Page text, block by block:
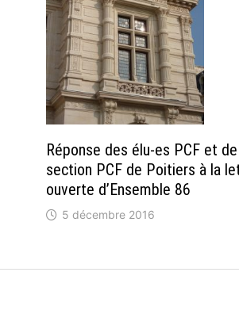
Réponse des élu-es PCF et
section PCF de Poitiers à la
ouverte d’Ensemble 86
5 décembre 2016